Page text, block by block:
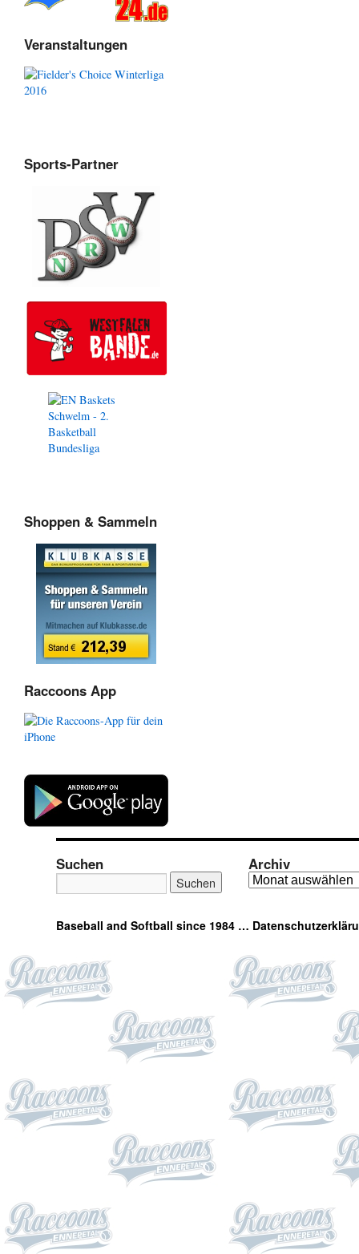
Veranstaltungen
Sports-Partner
Shoppen & Sammeln
Raccoons App
Suchen Archiv
Baseball and Softball since 1984 …